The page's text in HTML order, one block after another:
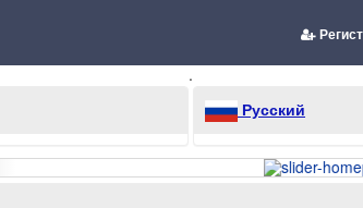
.
Русский